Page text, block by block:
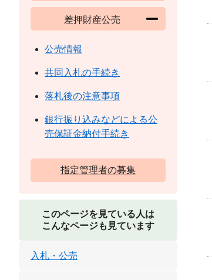
差押財産公売
公売情報
共同入札の手続き
落札後の注意事項
銀行振り込みなどによる公
売保証金納付手続き
指定管理者の募集
このページを見ている人は
こんなページも見ています
入札・公売